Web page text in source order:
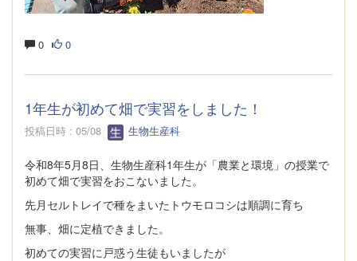
0 0
1年生が初めて畑で実習をしました！
投稿日時 : 05/08 生物生産科
令和8年5月8日、生物生産科1年生が「農業と環境」の授業で
初めて畑で実習をおこないました。
先月セルトレイで種をまいたトウモロコシは順調に育ち
無事、畑に定植できました。
初めての実習に戸惑う生徒もいましたが